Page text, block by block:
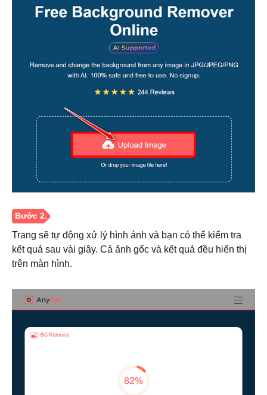
Trang sẽ tự động xử lý hình ảnh và bạn có thể kiểm tra
kết quả sau vài giây. Cả ảnh gốc và kết quả đều hiển thị
trên màn hình.